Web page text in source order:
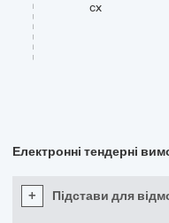
cx
Електронні тендерні
+ Підстави для